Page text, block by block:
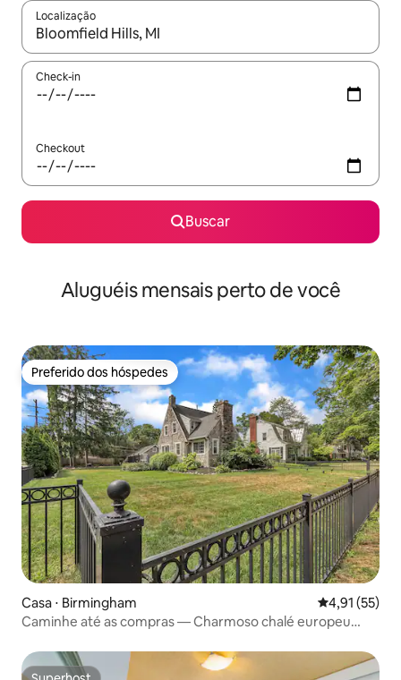
Localização
Quando os resultados estiverem disponíveis, explore-os
Check-in
Checkout
Buscar
Aluguéis mensais perto de você
Preferido dos hóspedes
Preferido dos hóspedes
Casa ⋅ Birmingham 4,91 de uma
4,91 (55)
Caminhe até as compras — Charmoso chalé europeu